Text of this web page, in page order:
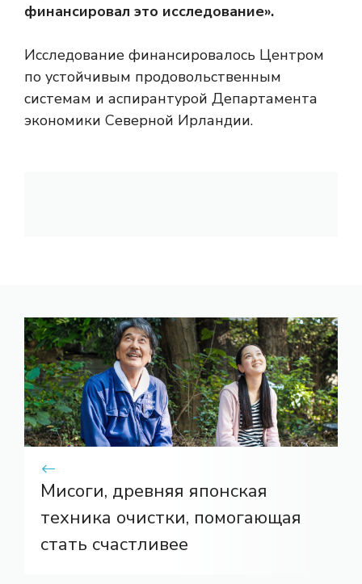
финансировал это исследование».
Исследование финансировалось Центром
по устойчивым продовольственным
системам и аспирантурой Департамента
экономики Северной Ирландии.
Мисоги, древняя японская
техника очистки, помогающая
стать счастливее